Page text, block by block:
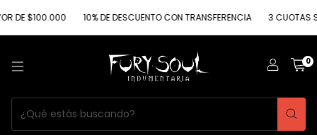
$100.000 10% DE DESCUENTO CON TRANSFERENCIA 3 CUOTAS SIN
0